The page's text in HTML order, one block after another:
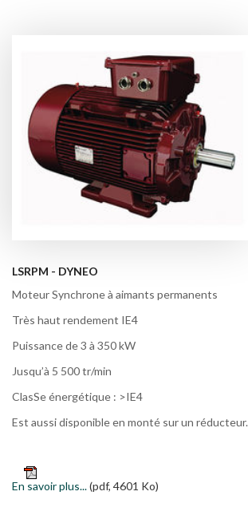
LSRPM - DYNEO
Moteur Synchrone à aimants permanents
Très haut rendement IE4
Puissance de 3 à 350 kW
Jusqu’à 5 500 tr/min
ClasSe énergétique : >IE4
Est aussi disponible en monté sur un réducteur.
En savoir plus...(pdf, 4601 Ko)